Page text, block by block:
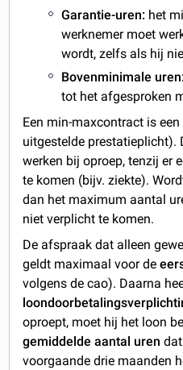
Garantie-uren: het
werknemer moet
wordt, zelfs als hij
Bovenminimale
tot het afgesproken
Een min-maxcontract is een
uitgestelde prestatieplicht).
werken bij oproep, tenzij er
te komen (bijv. ziekte).
dan het maximum aantal
niet verplicht te komen.
De afspraak dat alleen
geldt maximaal voor de
volgens de cao). Daarna
oproept, moet hij het loon
gemiddelde aantal uren
voorgaande drie maanden